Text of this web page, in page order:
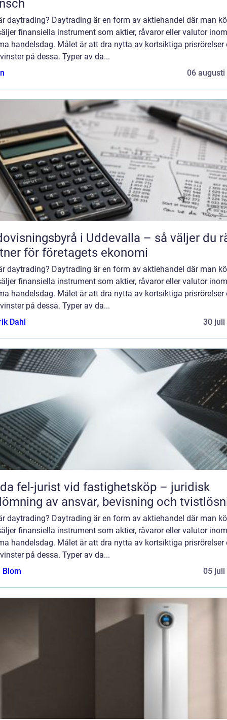
daytrading? Daytrading är en form av aktiehandel där man
finansiella instrument som aktier, råvaror eller valutor inom
handelsdag. Målet är att dra nytta av kortsiktiga prisrörelser
på dessa. Typer av da...
06 augusti
i Uddevalla – så väljer du
för företagets ekonomi
daytrading? Daytrading är en form av aktiehandel där man
finansiella instrument som aktier, råvaror eller valutor inom
handelsdag. Målet är att dra nytta av kortsiktiga prisrörelser
på dessa. Typer av da...
Dahl
30 juli
fel-jurist vid fastighetsköp – juridisk
av ansvar, bevisning och
daytrading? Daytrading är en form av aktiehandel där man
finansiella instrument som aktier, råvaror eller valutor inom
handelsdag. Målet är att dra nytta av kortsiktiga prisrörelser
på dessa. Typer av da...
Blom
05 juli